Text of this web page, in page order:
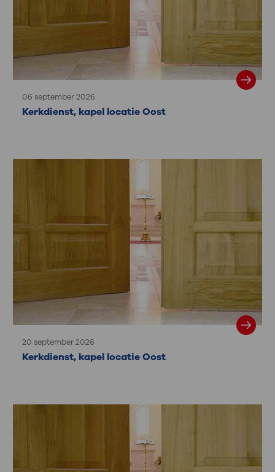
06 september 2026
Kerkdienst, kapel locatie Oost
20 september 2026
Kerkdienst, kapel locatie Oost